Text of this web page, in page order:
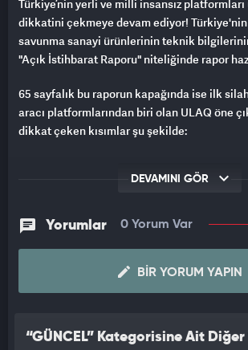
Türkiye’nin yerli ve milli insansız
dikkatini çekmeye devam ediyor!
savunma sanayi ürünlerinin teknik
"Açık İstihbarat Raporu" niteliğinde rapor
65 sayfalık bu raporun kapağında ise ilk
aracı platformlarından biri olan ULAQ öne
dikkat çeken kısımlar şu şekilde:
Birleşik Devletleri ve Avrupa’dan ithal edilen
stratejik ekipman teslimatlarının askıya
geciktirilebildiği diplomatik gerginlik
Türkiye, araştırma ve geliştirme (AR-GE),
altyapıya yapılan büyük yatırımlar da dahil
konsolide etti.
DEVAMINI GÖR
Yorumlar 0 Yorum Var
BIR YORUM YAPIN
“GÜNCEL” Kategorisine Ait